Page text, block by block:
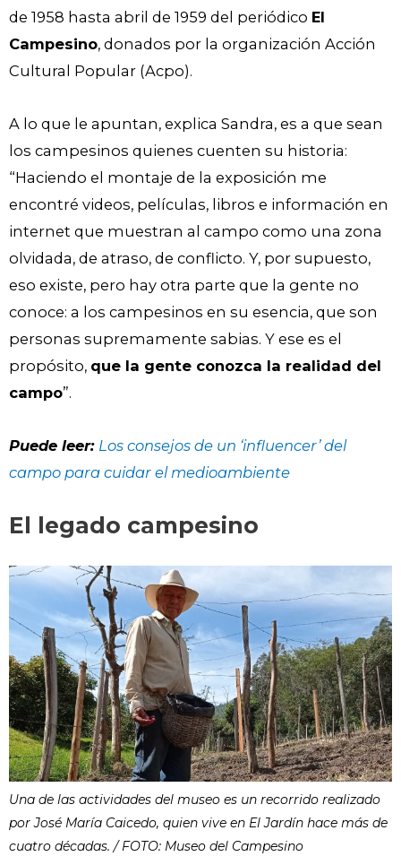
de 1958 hasta abril de 1959 del periódico El
Campesino, donados por la organización Acción
Cultural Popular (Acpo).
A lo que le apuntan, explica Sandra, es a que sean
los campesinos quienes cuenten su historia:
“Haciendo el montaje de la exposición me
encontré videos, películas, libros e información en
internet que muestran al campo como una zona
olvidada, de atraso, de conflicto. Y, por supuesto,
eso existe, pero hay otra parte que la gente no
conoce: a los campesinos en su esencia, que son
personas supremamente sabias. Y ese es el
propósito, que la gente conozca la realidad del
campo”.
Puede leer: Los consejos de un ‘influencer’ del
campo para cuidar el medioambiente
El legado campesino
Una de las actividades del museo es un recorrido realizado
por José María Caicedo, quien vive en El Jardín hace más de
cuatro décadas. / FOTO: Museo del Campesino